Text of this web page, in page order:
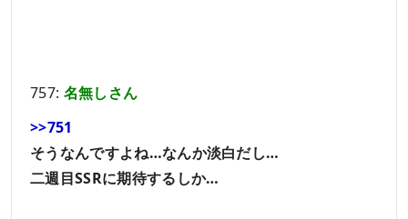
757: 名無しさん
>>751
そうなんですよね…なんか淡白だし…
二週目SSRに期待するしか…